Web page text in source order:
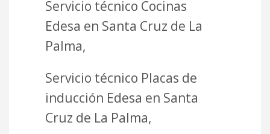
Servicio técnico Cocinas
Edesa en Santa Cruz de La
Palma,
Servicio técnico Placas de
inducción Edesa en Santa
Cruz de La Palma,